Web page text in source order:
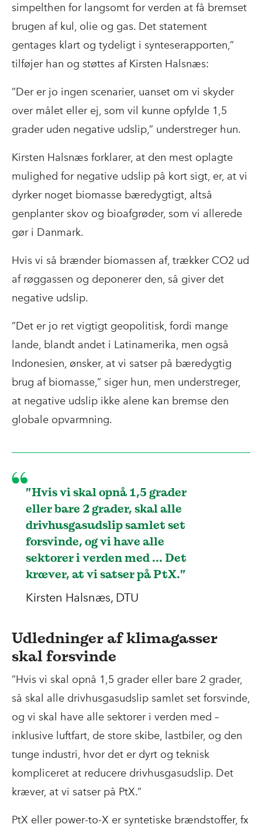
simpelthen for langsomt for verden at få bremset
brugen af kul, olie og gas. Det statement
gentages klart og tydeligt i synteserapporten,”
tilføjer han og støttes af Kirsten Halsnæs:
”Der er jo ingen scenarier, uanset om vi skyder
over målet eller ej, som vil kunne opfylde 1,5
grader uden negative udslip,” understreger hun.
Kirsten Halsnæs forklarer, at den mest oplagte
mulighed for negative udslip på kort sigt, er, at vi
dyrker noget biomasse bæredygtigt, altså
genplanter skov og bioafgrøder, som vi allerede
gør i Danmark.
Hvis vi så brænder biomassen af, trækker CO2 ud
af røggassen og deponerer den, så giver det
negative udslip.
”Det er jo ret vigtigt geopolitisk, fordi mange
lande, blandt andet i Latinamerika, men også
Indonesien, ønsker, at vi satser på bæredygtig
brug af biomasse,” siger hun, men understreger,
at negative udslip ikke alene kan bremse den
globale opvarmning.
”Hvis vi skal opnå 1,5 grader
eller bare 2 grader, skal alle
drivhusgasudslip samlet set
forsvinde, og vi have alle
sektorer i verden med ... Det
kræver, at vi satser på PtX.”
Kirsten Halsnæs, DTU
Udledninger af klimagasser
skal forsvinde
”Hvis vi skal opnå 1,5 grader eller bare 2 grader,
så skal alle drivhusgasudslip samlet set forsvinde,
og vi skal have alle sektorer i verden med –
inklusive luftfart, de store skibe, lastbiler, og den
tunge industri, hvor det er dyrt og teknisk
kompliceret at reducere drivhusgasudslip. Det
kræver, at vi satser på PtX.”
PtX eller power-to-X er syntetiske brændstoffer, fx